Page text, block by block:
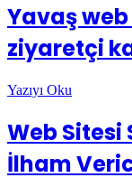
Yavaş
ziyaretçi
Yazıyı Oku
Web Sitesi
İlham